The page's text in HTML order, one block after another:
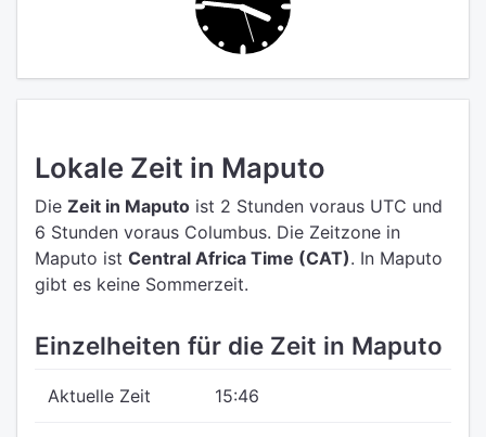
Lokale Zeit in Maputo
Die Zeit in Maputo ist 2 Stunden voraus UTC und
6 Stunden voraus Columbus. Die Zeitzone in
Maputo ist Central Africa Time (CAT). In Maputo
gibt es keine Sommerzeit.
Einzelheiten für die Zeit in Maputo
Aktuelle Zeit 15:46